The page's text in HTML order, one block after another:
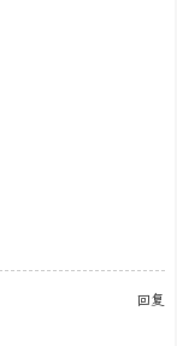
回复